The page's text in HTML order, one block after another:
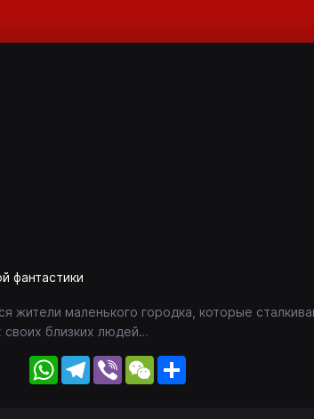
фантастики
жители маленького городка, которые
близких людей…
WhatsApp
Telegram
Viber WeChat